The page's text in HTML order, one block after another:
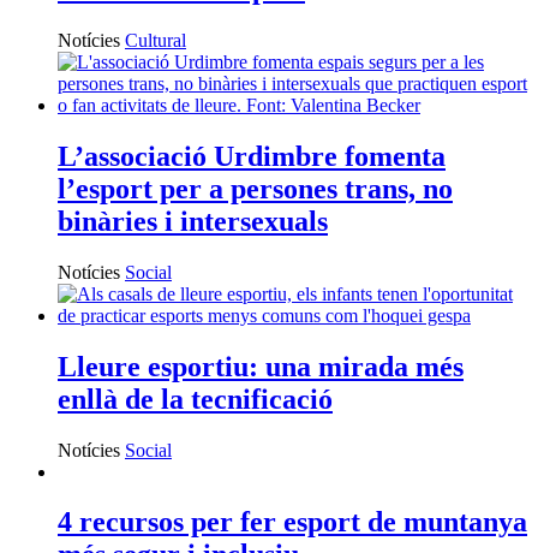
Notícies Cultural
L’associació Urdimbre fomenta
l’esport per a persones trans, no
binàries i intersexuals
Notícies Social
Lleure esportiu: una mirada més
enllà de la tecnificació
Notícies Social
4 recursos per fer esport de muntanya